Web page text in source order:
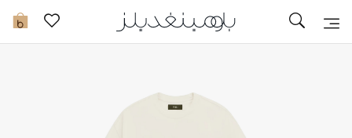
0 تخفيضات